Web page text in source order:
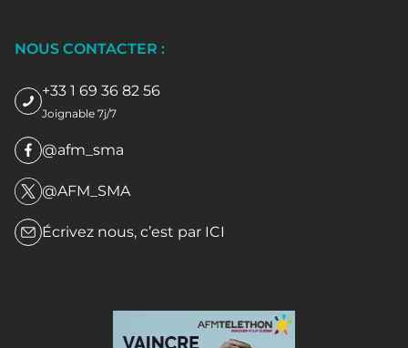
NOUS CONTACTER :
+33 1 69 36 82 56
Joignable 7j/7
@afm_sma
@AFM_SMA
Écrivez nous, c’est par ICI